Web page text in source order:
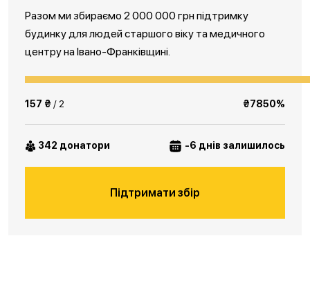
Разом ми збираємо 2 000 000 грн підтримку
будинку для людей старшого віку та медичного
центру на Івано-Франківщині.
157 ₴ / 2 ₴7850%
342 донатори -6 днів залишилось
Підтримати збір